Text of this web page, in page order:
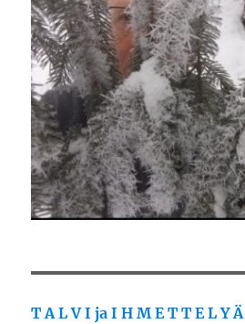
T A L V I ja I H M E T T E L Y Ä